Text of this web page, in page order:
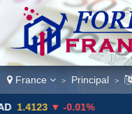
France > Principal >
▼ -0.01% USD/JPY